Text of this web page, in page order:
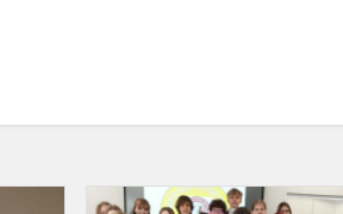
#MepaLietuva.